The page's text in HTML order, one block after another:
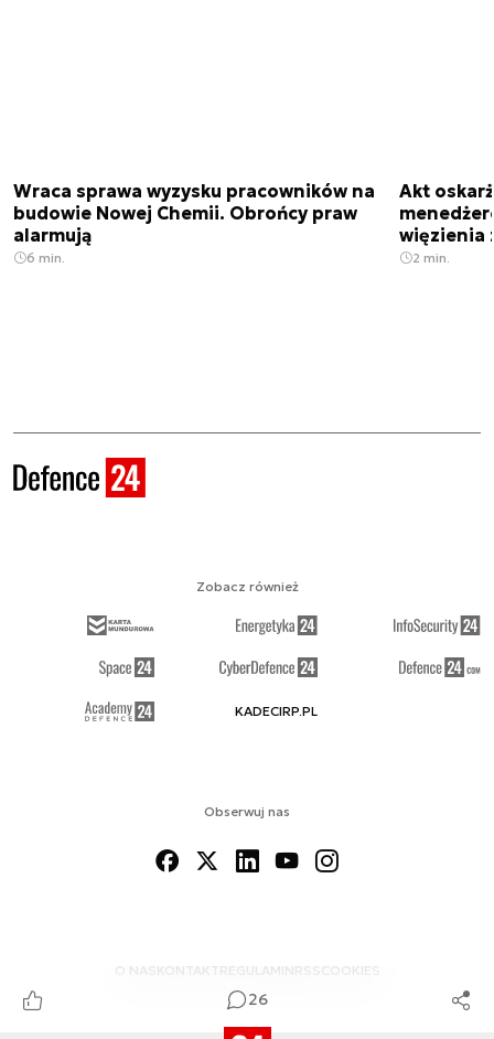
26
Wraca sprawa wyzysku pracowników na
budowie Nowej Chemii. Obrońcy praw
alarmują
6 min.
Akt
więzienia
2 min.
Obserwuj nas
O NAS KONTAKTREGULAMINRSS COOKIES
Zobacz również
KADECIRP.PL